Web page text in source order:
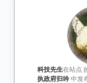
科技先生在站点
执政府归吟中发